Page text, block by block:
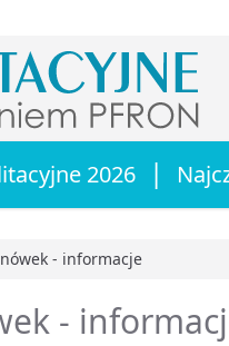
2026 |
- informacje
-